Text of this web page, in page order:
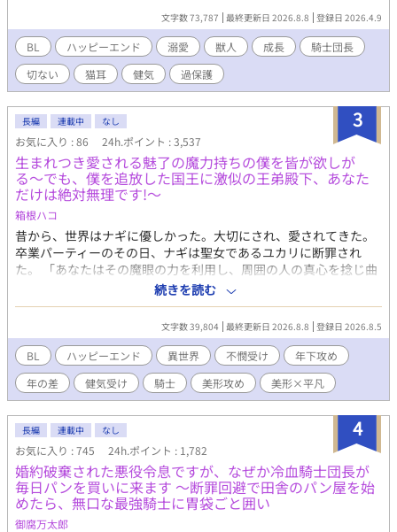
文字数 73,787 最終更新日 2026.8.8 登録日 2026.4.9
BL ハッピーエンド 溺愛 獣人 成長
騎士団長
切ない
猫耳 健気 過保護
3
長編 連載中 なし
お気に入り : 86 24h.ポイント : 3,537
生まれつき愛される魅了の魔力持ちの僕を皆が欲しが
る〜でも、僕を追放した国王に激似の王弟殿下、あなた
だけは絶対無理です!〜
箱根ハコ
昔から、世界はナギに優しかった。大切にされ、愛されてきた。
卒業パーティーのその日、ナギは聖女であるユカリに断罪され
た。 「あなたはその魔眼の力を利用し、周囲の人の真心を捻じ曲
げ自分に好意が向くように仕向けていましたね！」 「そうだった
んですか!?」 当然、ナギはそんな事知らなかった。 こうして追放
されたナギは、うっかりダンジョンに落ちてしまい、そこで２０
年の間、時を止められていた。 ２０年後、過去にナギを愛した
が、最終的にユカリの側に立ちナギを追放した現国王のアルフレ
ドにそっくりな顔を持つ王弟ルイスに助け出され、保護された。
更にナギは「そもそもの魔力値が高いのに、恋愛状態にあればさ
らに倍増する」と研究結果が出された。 ある日、ルイスを始めと
した国中の美男美女が王城に集められる。 そこで、アルフレドは
宣言した。 「ナギを落としたものに、金貨三千枚を与える！」 誰
を信じていいかわからない。 そんなナギのそばに寄り添ってくれ
ていたルイスだったが……。 無口系責任感強め騎士団員王弟
（23）×純粋培養天然巨大魔力持ち（38）(精神年齢18くらい) ハ
ッピーエンド保証。 毎日更新です。 ムーンライトノベルスにも掲
載しています。
続きを読む
文字数 39,804 最終更新日 2026.8.8 登録日 2026.8.5
BL ハッピーエンド 異世界 不憫受け
年下攻め
年の差
健気受け 騎士 美形攻め 美形×平凡
4
長編 連載中 なし
お気に入り : 745 24h.ポイント : 1,782
婚約破棄された悪役令息ですが、なぜか冷血騎士団長が
毎日パンを買いに来ます 〜断罪回避で田舎のパン屋を始
めたら、無口な最強騎士に胃袋ごと囲い
御腐万太郎